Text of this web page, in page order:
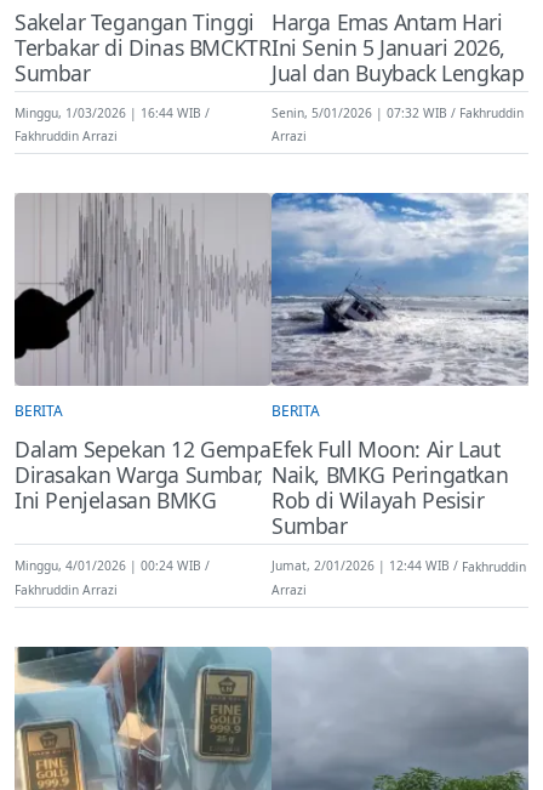
Sakelar Tegangan Tinggi
Terbakar di Dinas BMCKTR
Sumbar
Minggu, 1/03/2026 | 16:44 WIB
Fakhruddin Arrazi
Harga Emas Antam Hari
Ini Senin 5 Januari 2026,
Jual dan Buyback Lengkap
Senin, 5/01/2026 | 07:32 WIB
Fakhruddin
Arrazi
BERITA
Dalam Sepekan 12 Gempa
Dirasakan Warga Sumbar,
Ini Penjelasan BMKG
Minggu, 4/01/2026 | 00:24 WIB
Fakhruddin Arrazi
BERITA
Efek Full Moon: Air Laut
Naik, BMKG Peringatkan
Rob di Wilayah Pesisir
Sumbar
Jumat, 2/01/2026 | 12:44 WIB
Fakhruddin
Arrazi